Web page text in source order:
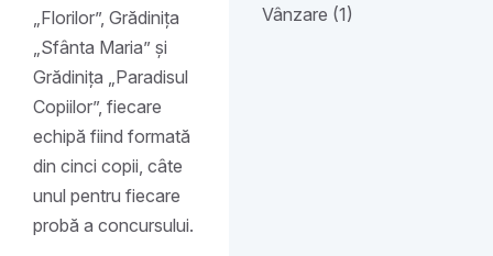
„Florilor”, Grădinița
„Sfânta Maria” și
Grădinița „Paradisul
Copiilor”, fiecare
echipă fiind formată
din cinci copii, câte
unul pentru fiecare
probă a concursului.
Vânzare (1)